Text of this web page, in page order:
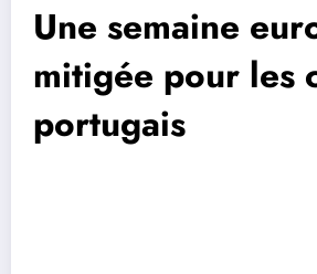
Une semaine
mitigée pour les
portugais